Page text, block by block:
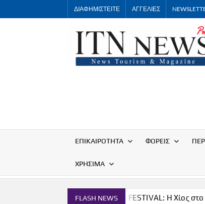
to
ΔΙΑΦΗΜΙΣΤΕΙΤΕ ΑΓΓΕΛΙΕΣ
ΕΠΙΚΑΙΡΟΤΗΤΑ ΦΟΡΕΙΣ
ΧΡΗΣΙΜΑ
FLASH NEWS
THE CHIOS FESTIVAL: Η Χίος στο Επίκεντρο